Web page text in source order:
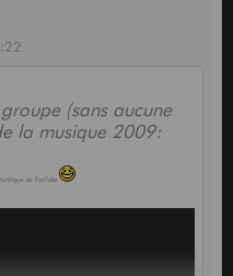
(sans aucune
la musique 2009:
de TonTube